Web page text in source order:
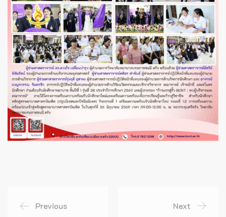
Previous Next